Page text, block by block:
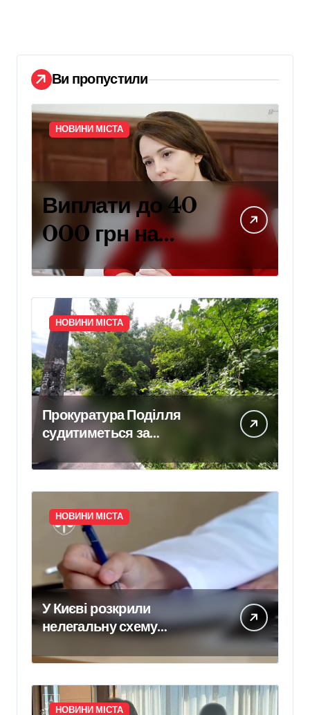
Ви пропустили
НОВИНИ МІСТА
Виплати до 40
000 грн на
навчання дітей
захисників:
умови
отримання
компенсації у
Києві
НОВИНИ МІСТА
Прокуратура Поділля
судитиметься за
скасування права
власності на фіктивну
будівлю в центрі Києва
НОВИНИ МІСТА
У Києві розкрили
нелегальну схему
сурогатного материнства
для іноземних замовників:
двійня загинула через
передчасні пологи
НОВИНИ МІСТА